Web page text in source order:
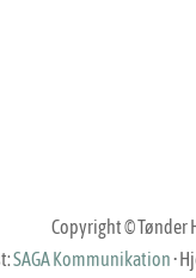
Copyright © Tønder
SAGA Kommunikation·